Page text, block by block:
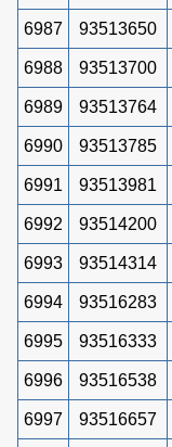
6987 93513650
6988 93513700
6989 93513764
6990 93513785
6991 93513981
6992 93514200
6993 93514314
6994 93516283
6995 93516333
6996 93516538
6997 93516657